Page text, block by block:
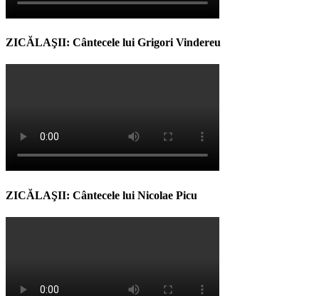
ZICĂLAŞII: Cântecele lui Grigori Vindereu
ZICĂLAŞII: Cântecele lui Nicolae Picu